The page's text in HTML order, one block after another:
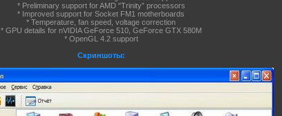
* Preliminary support for AMD "Trinity” processors
* Improved support for Socket FM1 motherboards
* Temperature, fan speed, voltage correction
* GPU details for nVIDIA GeForce 510, GeForce GTX 580M
* OpenGL 4.2 support
Скриншоты: